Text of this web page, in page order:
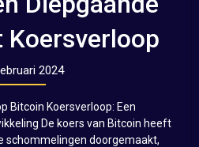
Koersverloop
2024
Bitcoin Koersverloop: Een
De koers van Bitcoin heeft
schommelingen doorgemaakt,